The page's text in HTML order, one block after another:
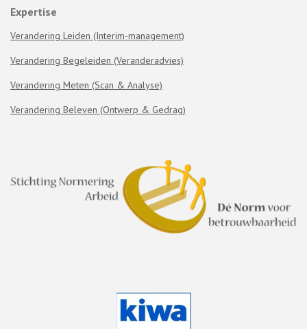
e
d
I
n
Expertise
Verandering Leiden (Interim-management)
Verandering Begeleiden (Veranderadvies)
Verandering Meten (Scan & Analyse)
Verandering Beleven (Ontwerp & Gedrag)